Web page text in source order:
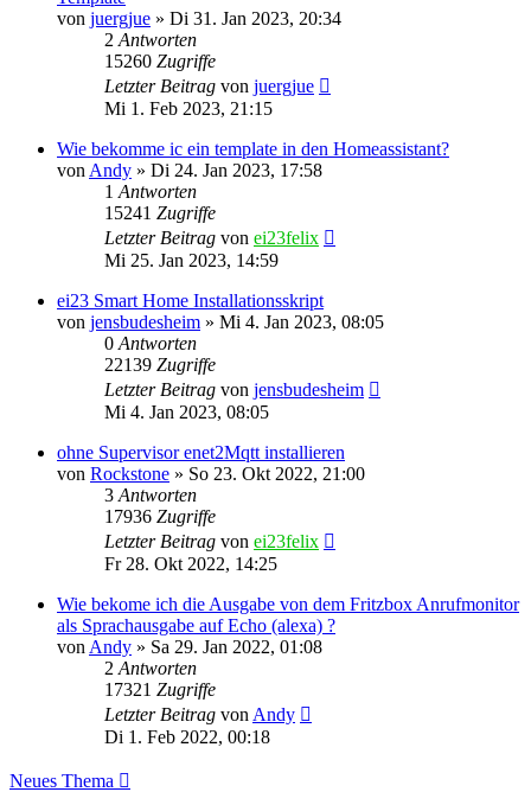
von juergjue » Di 31. Jan 2023, 20:34
2 Antworten
15260 Zugriffe
Letzter Beitrag von juergjue
Mi 1. Feb 2023, 21:15
Wie bekomme ic ein template in den Homeassistant?
von Andy » Di 24. Jan 2023, 17:58
1 Antworten
15241 Zugriffe
Letzter Beitrag von ei23felix
Mi 25. Jan 2023, 14:59
ei23 Smart Home Installationsskript
von jensbudesheim » Mi 4. Jan 2023, 08:05
0 Antworten
22139 Zugriffe
Letzter Beitrag von jensbudesheim
Mi 4. Jan 2023, 08:05
ohne Supervisor enet2Mqtt installieren
von Rockstone » So 23. Okt 2022, 21:00
3 Antworten
17936 Zugriffe
Letzter Beitrag von ei23felix
Fr 28. Okt 2022, 14:25
Wie bekome ich die Ausgabe von dem Fritzbox Anrufmonitor
als Sprachausgabe auf Echo (alexa) ?
von Andy » Sa 29. Jan 2022, 01:08
2 Antworten
17321 Zugriffe
Letzter Beitrag von Andy
Di 1. Feb 2022, 00:18
Neues Thema